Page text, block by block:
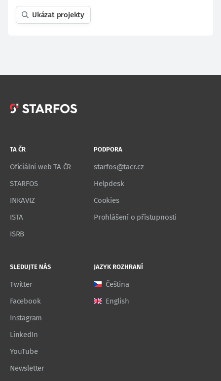
Ukázat projekty
TA ČR
Oficiální web TA ČR
STARFOS
INKAVIZ
ISTA
ISRB
PODPORA
starfos@tacr.cz
Helpdesk
Cookies
Prohlášení o přístupnosti
SLEDUJTE NÁS
Twitter
Facebook
Instagram
LinkedIn
YouTube
Newsletter
JAZYK ROZHRANÍ
Čeština
English